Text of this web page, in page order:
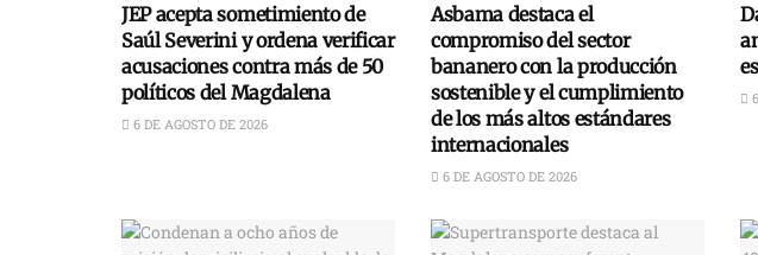
JEP acepta sometimiento de
Saúl Severini y ordena verificar
acusaciones contra más de 50
políticos del Magdalena
6 DE AGOSTO DE 2026
Asbama destaca el
compromiso del sector
bananero con la producción
sostenible y el cumplimiento
de los más altos estándares
internacionales
6 DE AGOSTO DE 2026